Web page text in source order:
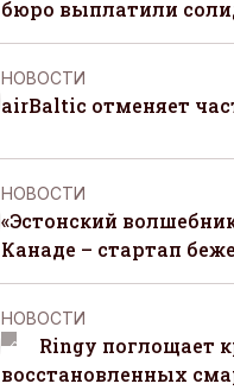
бюро выплатили
НОВОСТИ
airBaltic отменяет
НОВОСТИ
«Эстонский
Канаде – стартап
НОВОСТИ
Ringy поглощает
восстановленных